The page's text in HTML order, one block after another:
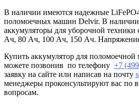
В наличии имеются надежные
поломоечных машин Delvir. В
аккумуляторы для уборочной
Ач, 80 Ач, 100 Ач, 150 Ач.
Купить аккумулятор для
можете позвонив по телефону +7
заявку на сайте или написав на почту
менеджеры проконсультируют вас по
вопросам.